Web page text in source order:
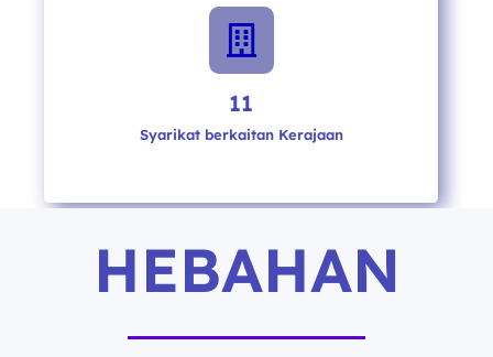

11
Syarikat berkaitan Kerajaan
HEBAHAN